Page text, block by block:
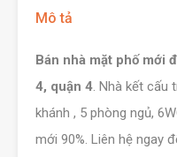
Mô tả
Bán nhà mặt phố mới
4, quận 4. Nhà kết cấu
khánh , 5 phòng ngủ,
mới 90%. Liên hệ ngay